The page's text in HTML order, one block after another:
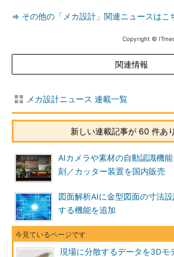
⇒ その他の「メカ設計」関連ニュースはこ
Copyright ©
関連情報
メカ設計ニュース 連載一覧
新しい連載記事が 60 件あ
AIカメラや素材の自動認識機
刻／カッター装置を国内販売
図面解析AIに金型図面の寸法
する機能を追加
現場に分散するデータを3Dモ